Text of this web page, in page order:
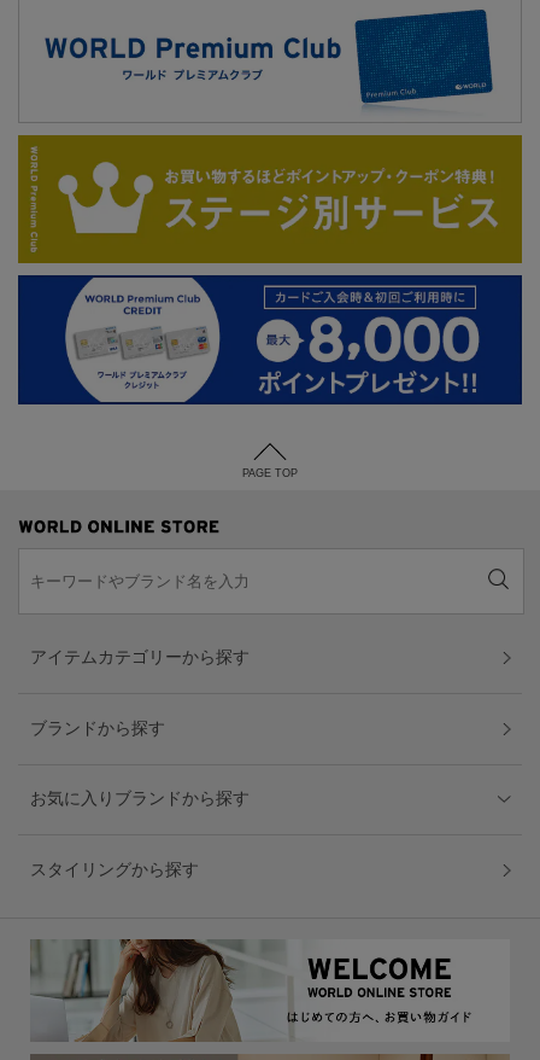
PAGE TOP
アイテムカテゴリーから探す
ブランドから探す
お気に入りブランドから探す
スタイリングから探す